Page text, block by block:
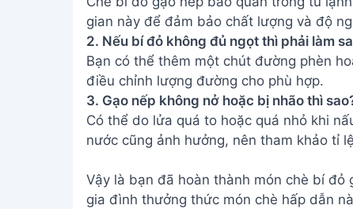
Address:Hẻm 283 Nguyễn Đình Chiểu, Hàm
Tiến , Phan Thiết
Email: [email protected]